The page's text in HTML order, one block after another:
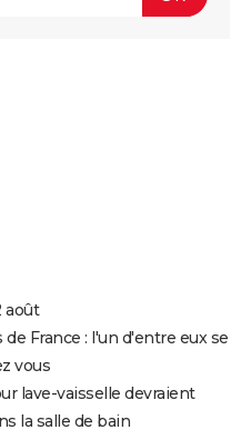
août
France : l'un d'entre eux se
vous
lave-vaisselle devraient
la salle de bain